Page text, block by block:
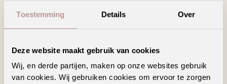
Toestemming Details Over
Deze website maakt gebruik van cookies
Wij, en derde partijen, maken op onze websites gebruik
van cookies. Wij gebruiken cookies om ervoor te zorgen
Product kenmerken
Meer veiligheid dankzij een anti-slip laag